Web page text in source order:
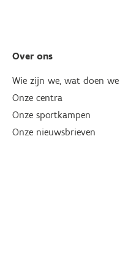
Over ons
Wie zijn we, wat doen we
Onze centra
Onze sportkampen
Onze nieuwsbrieven